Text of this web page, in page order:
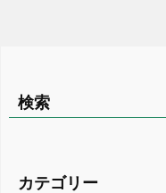
検索
カテゴリー